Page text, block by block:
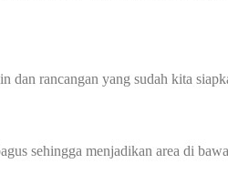
dan rancangan yang sudah kita
sehingga menjadikan area di